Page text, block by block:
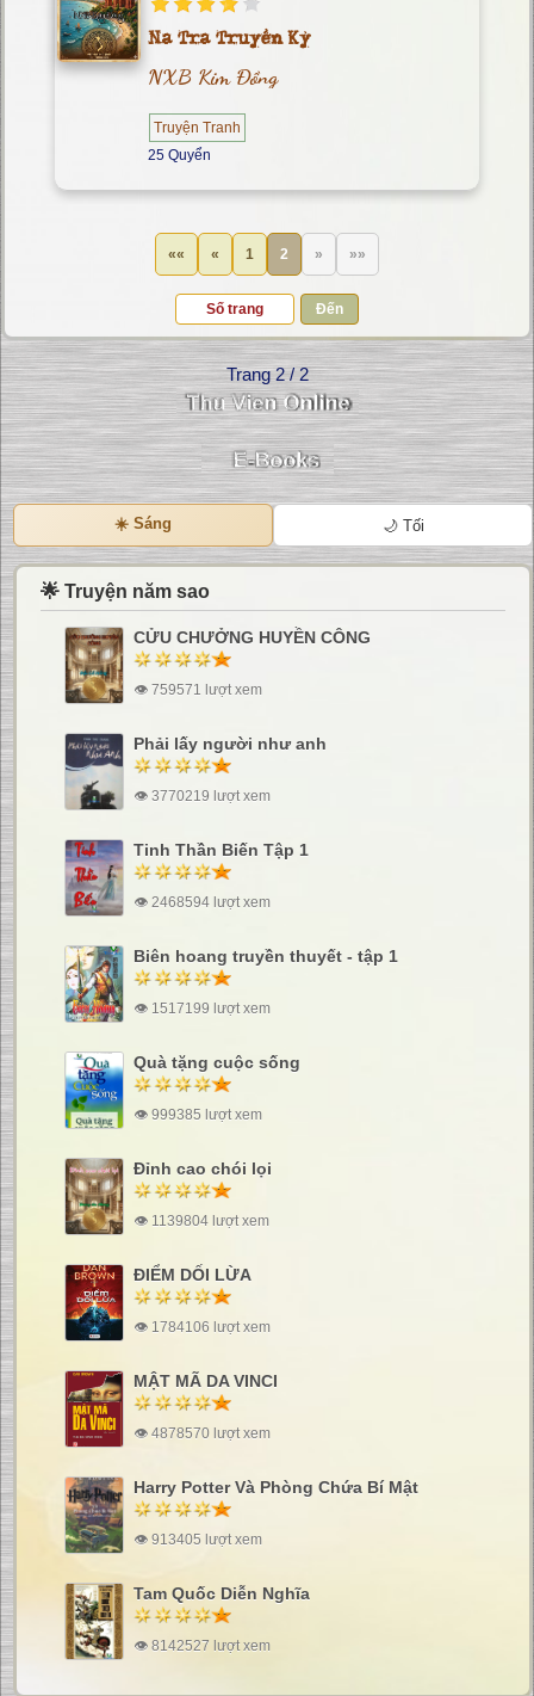
Na Tra Truyền Kỳ
NXB Kim Đồng
Truyện Tranh
25 Quyển
«« « 1 2 » »»
Đến
Trang 2 / 2
☀️ Sáng 🌙 Tối
🌟 Truyện năm sao
CỬU CHƯỞNG HUYỀN CÔNG
👁 759571 lượt xem
Phải lấy người như anh
👁 3770219 lượt xem
Tinh Thần Biến Tập 1
👁 2468594 lượt xem
Biên hoang truyền thuyết - tập 1
👁 1517199 lượt xem
Quà tặng cuộc sống
👁 999385 lượt xem
Đỉnh cao chói lọi
👁 1139804 lượt xem
ĐIỂM DỐI LỪA
👁 1784106 lượt xem
MẬT MÃ DA VINCI
👁 4878570 lượt xem
Harry Potter Và Phòng Chứa Bí Mật
👁 913405 lượt xem
Tam Quốc Diễn Nghĩa
👁 8142527 lượt xem